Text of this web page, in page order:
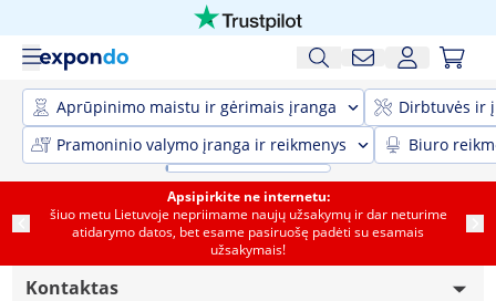
Aprūpinimo maistu ir gėrimais įranga
Dirbtuvės ir
Pramoninio valymo įranga ir reikmenys
Biuro
Apsipirkite ne internetu:
šiuo metu Lietuvoje nepriimame naujų užsakymų ir dar neturime
atidarymo datos, bet esame pasiruošę padėti su esamais
užsakymais!
Kontaktas